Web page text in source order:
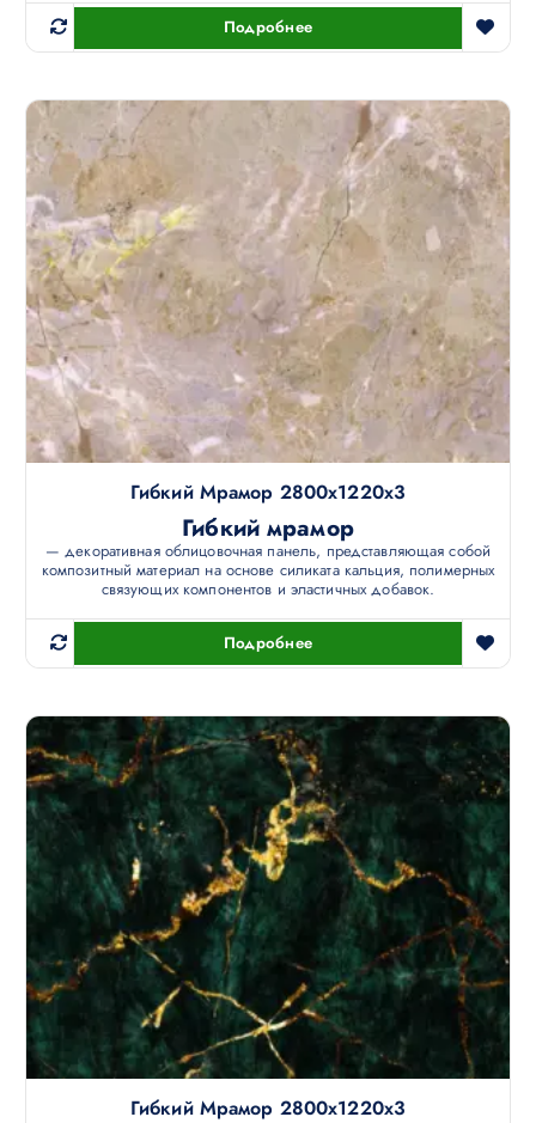
Подробнее
Гибкий Мрамор 2800х1220х3
Гибкий мрамор
— декоративная облицовочная панель, представляющая собой
композитный материал на основе силиката кальция, полимерных
связующих компонентов и эластичных добавок.
Подробнее
Гибкий Мрамор 2800х1220х3